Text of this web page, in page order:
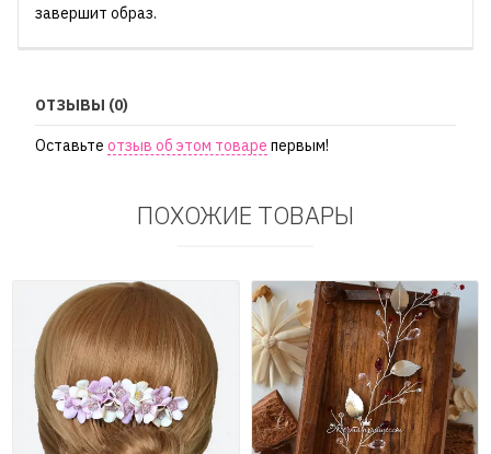
завершит образ.
ОТЗЫВЫ (0)
Оставьте отзыв об этом товаре первым!
ПОХОЖИЕ ТОВАРЫ